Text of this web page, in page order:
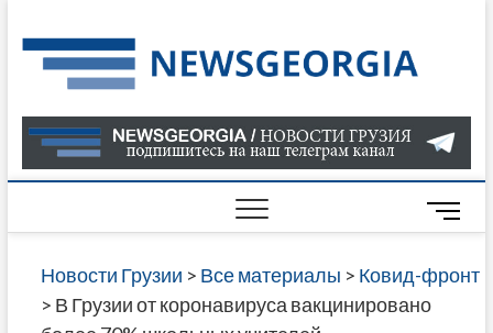
to
content
О
В
ГРУЗИИ
САЙТЕ
M
e
n
Новости Грузии > Все материалы > Ковид-фронт
> В Грузии от коронавируса вакцинировано